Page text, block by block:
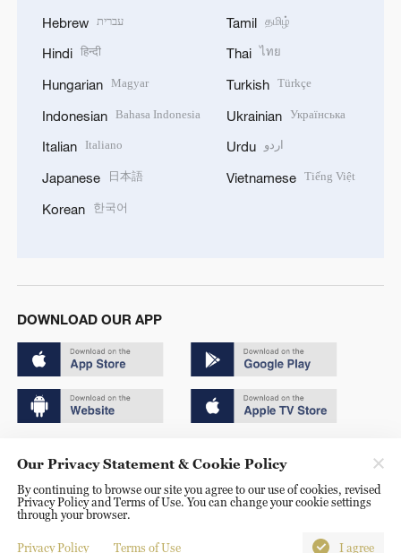
Hebrew עברית
Hindi हिन्दी
Hungarian Magyar
Indonesian Bahasa Indonesia
Italian Italiano
Japanese 日本語
Korean 한국어
Tamil தமிழ்
Thai ไทย
Turkish Türkçe
Ukrainian Українська
Urdu اردو
Vietnamese Tiếng Việt
DOWNLOAD OUR APP
京ICP备20000184号
京公网安备 11010502050052号
Disinformation report hotline: 010-85061466
Our Privacy Statement & Cookie Policy
By continuing to browse our site you agree to our use of cookies, revised
Privacy Policy and Terms of Use. You can change your cookie settings
through your browser.
Privacy Policy Terms of Use I agree